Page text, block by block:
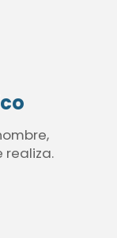
realiza.